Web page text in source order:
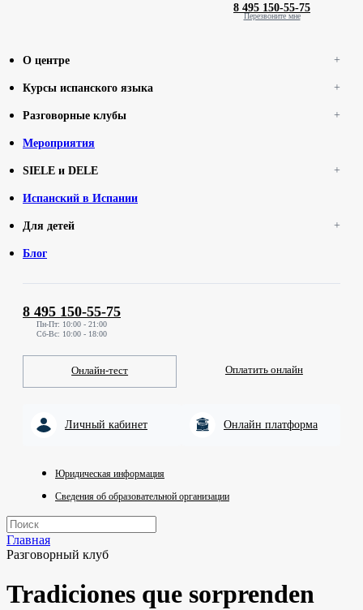
8 495 150-55-75
Перезвоните мне
О центре
Курсы испанского языка
Разговорные клубы
Мероприятия
SIELE и DELE
Испанский в Испании
Для детей
Блог
8 495 150-55-75
Пн-Пт: 10:00 - 21:00
Сб-Вс: 10:00 - 18:00
Онлайн-тест Оплатить онлайн
Личный кабинет Онлайн платформа
Юридическая информация
Сведения об образовательной организации
Главная
Разговорный клуб
Tradiciones que sorprenden